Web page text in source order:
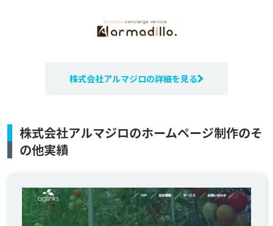
株式会社アルマジロの詳細を見る
株式会社アルマジロのホームページ制作のそ
の他実績